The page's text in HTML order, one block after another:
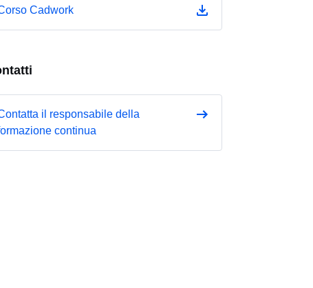
Cadwork
il responsabile della
continua